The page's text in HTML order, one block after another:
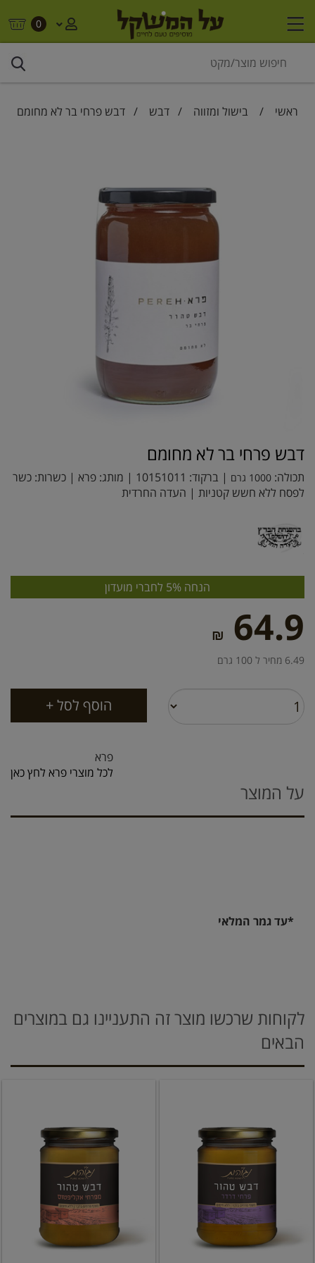
0
ראשי / בישול ומזווה / דבש / דבש פרחי בר לא מחומם
דבש פרחי בר לא מחומם
תכולה: 1000 גרם | ברקוד: 10151011 | מותג: פרא | כשרות: כשר
לפסח ללא חשש קטניות | העדה החרדית
הנחה 5% לחברי מועדון
64.9
₪
6.49 מחיר ל 100 גרם
פרא
לכל מוצרי פרא לחץ כאן
על המוצר
*עד גמר המלאי
לקוחות שרכשו מוצר זה התעניינו גם במוצרים
הבאים